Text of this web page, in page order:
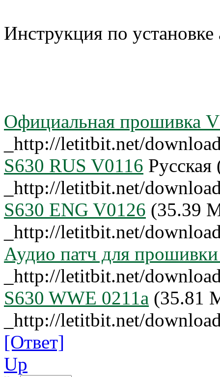
Инструкция по
Официальная прошивка
_http://letitbit.net/
S630 RUS V0116
_http://letitbit.net/
S630 ENG V0126 (35.39
_http://letitbit.net/
Аудио патч для
_http://letitbit.net/
S630 WWE 0211a (35.81
_http://letitbit.net/
[Ответ]
Up